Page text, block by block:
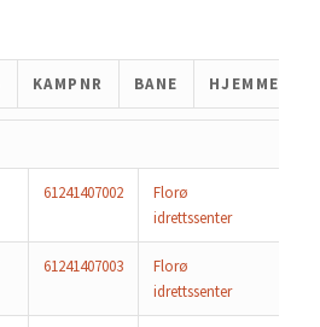
KAMPNR BANE HJEMMELAG
61241407002
Florø
idrettssenter
61241407003
Florø
idrettssenter